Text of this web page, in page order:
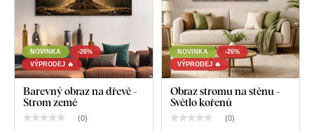
Přehledný návod na montáž
NOVINKA
-26%
VÝPRODEJ 🔥
Barevný obraz na dřevě -
Strom země
(0)
NOVINKA
-26%
VÝPRODEJ 🔥
Obraz stromu na stěnu -
Světlo kořenů
(0)